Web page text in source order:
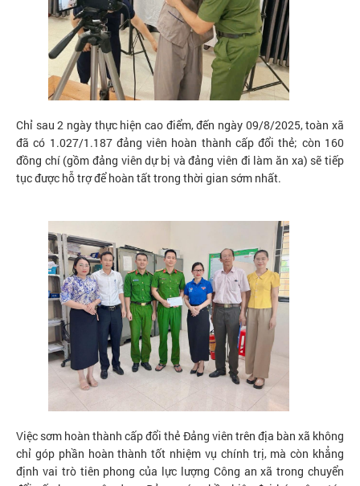
Chỉ sau 2 ngày thực hiện cao điểm, đến ngày 09/8/2025, toàn xã
đã có 1.027/1.187 đảng viên hoàn thành cấp đổi thẻ; còn 160
đồng chí (gồm đảng viên dự bị và đảng viên đi làm ăn xa) sẽ tiếp
tục được hỗ trợ để hoàn tất trong thời gian sớm nhất.
Việc sơm hoàn thành cấp đổi thẻ Đảng viên trên địa bàn xã không
chỉ góp phần hoàn thành tốt nhiệm vụ chính trị, mà còn khẳng
định vai trò tiên phong của lực lượng Công an xã trong chuyển